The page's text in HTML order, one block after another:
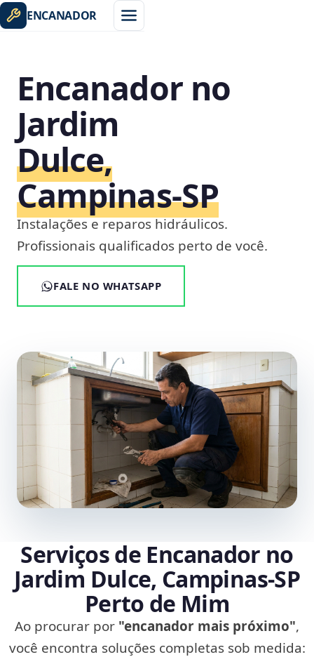
ENCANADOR
Encanador no
Jardim
Dulce,
Campinas‑SP
Instalações e reparos hidráulicos.
Profissionais qualificados perto de você.
FALE NO WHATSAPP
Serviços de Encanador no
Jardim Dulce, Campinas‑SP
Perto de Mim
Ao procurar por "encanador mais próximo",
você encontra soluções completas sob medida: